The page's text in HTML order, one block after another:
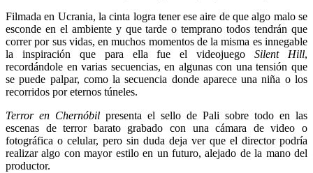
Filmada en Ucrania, la cinta logra tener ese aire de que algo malo se
esconde en el ambiente y que tarde o temprano todos tendrán que
correr por sus vidas, en muchos momentos de la misma es innegable
la inspiración que para ella fue el videojuegoSilent Hill,
recordándole en varias secuencias, en algunas con una tensión que
se puede palpar, como la secuencia donde aparece una niña o los
recorridos por eternos túneles.
Terror en Chernóbil presenta el sello de Pali sobre todo en las
escenas de terror barato grabado con una cámara de video o
fotográfica o celular, pero sin duda deja ver que el director podría
realizar algo con mayor estilo en un futuro, alejado de la mano del
productor.